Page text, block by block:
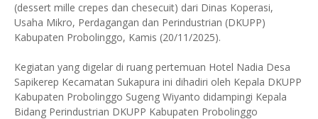
(dessert mille crepes dan chesecuit) dari Dinas Koperasi,
Usaha Mikro, Perdagangan dan Perindustrian (DKUPP)
Kabupaten Probolinggo, Kamis (20/11/2025).
Kegiatan yang digelar di ruang pertemuan Hotel Nadia Desa
Sapikerep Kecamatan Sukapura ini dihadiri oleh Kepala DKUPP
Kabupaten Probolinggo Sugeng Wiyanto didampingi Kepala
Bidang Perindustrian DKUPP Kabupaten Probolinggo